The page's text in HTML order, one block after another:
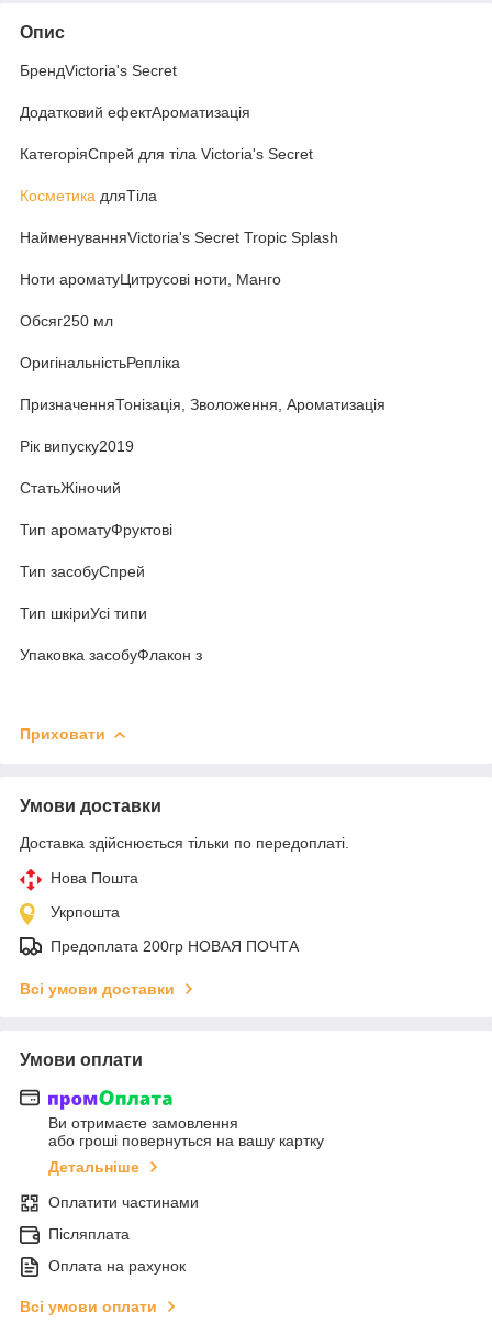
Опис
БрендVictoria's Secret
Додатковий ефектАроматизація
КатегоріяСпрей для тіла Victoria's Secret
Косметика дляТіла
НайменуванняVictoria's Secret Tropic Splash
Ноти ароматуЦитрусові ноти, Манго
Обсяг250 мл
ОригінальністьРепліка
ПризначенняТонізація, Зволоження, Ароматизація
Рік випуску2019
СтатьЖіночий
Тип ароматуФруктові
Тип засобуСпрей
Тип шкіриУсі типи
Упаковка засобуФлакон з
Приховати
Умови доставки
Доставка здійснюється тільки по передоплаті.
Нова Пошта
Укрпошта
Предоплата 200гр НОВАЯ ПОЧТА
Всі умови доставки
Умови оплати
Ви отримаєте замовлення
або гроші повернуться на вашу картку
Детальніше
Оплатити частинами
Післяплата
Оплата на рахунок
Всі умови оплати